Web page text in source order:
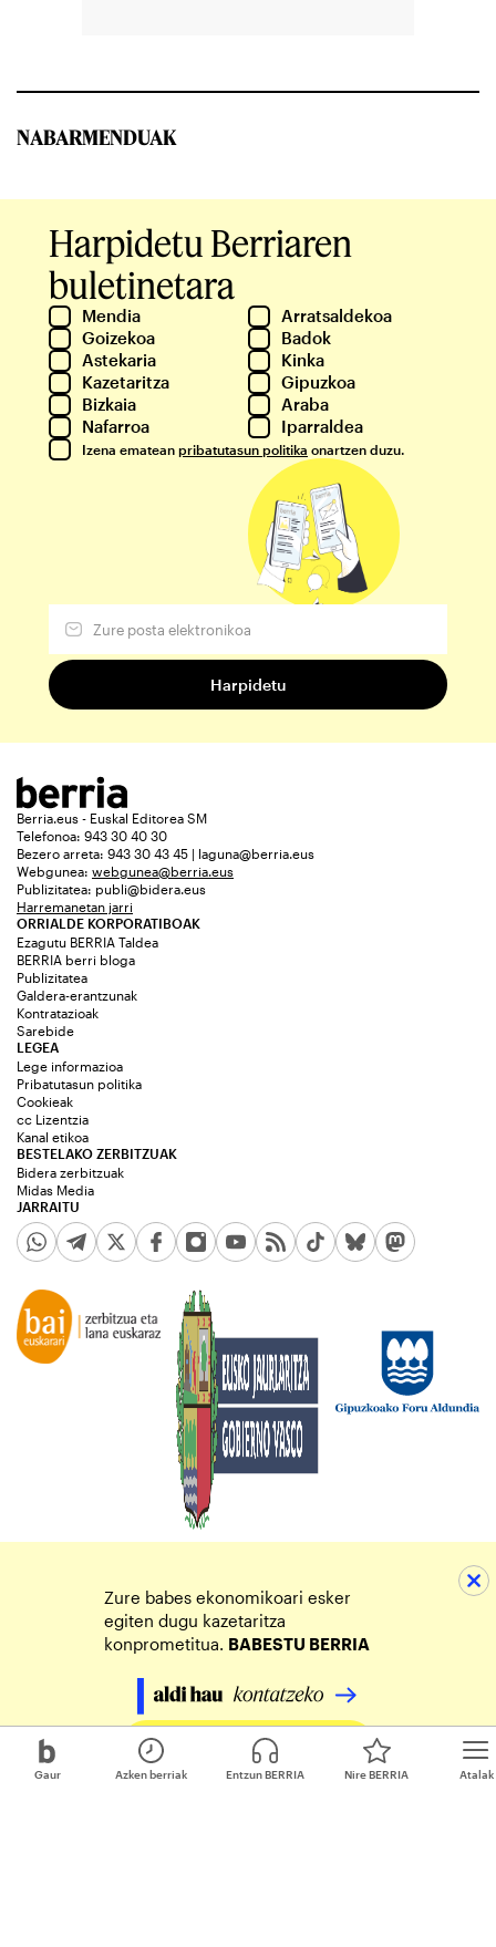
Gaur Atalak
Azken berriak Entzun BERRIA Nire BERRIA
NABARMENDUAK
Harpidetu Berriaren
buletinetara
Mendia
Arratsaldekoa
Goizekoa
Badok
Astekaria
Kinka
Kazetaritza
Gipuzkoa
Bizkaia
Araba
Nafarroa
Iparraldea
Izena ematean pribatutasun politika onartzen duzu.
Berria.eus - Euskal Editorea SM
Telefonoa: 943 30 40 30
Bezero arreta: 943 30 43 45 | laguna@berria.eus
Webgunea: webgunea@berria.eus
Publizitatea: publi@bidera.eus
Harremanetan jarri
ORRIALDE KORPORATIBOAK
Ezagutu BERRIA Taldea
BERRIA berri bloga
Publizitatea
Galdera-erantzunak
Kontratazioak
Sarebide
JARRAITU
LEGEA
Lege informazioa
Pribatutasun politika
Cookieak
cc Lizentzia
Kanal etikoa
BESTELAKO ZERBITZUAK
Bidera zerbitzuak
Midas Media
Zure babes ekonomikoari esker
egiten dugu kazetaritza
konprometitua. BABESTU BERRIA
Egin zure ekarpena